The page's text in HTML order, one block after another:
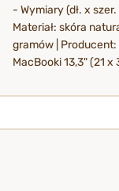
- Wymiary (dł. x
Materiał: skóra
gramów | Producent:
MacBooki 13,3" (21 x